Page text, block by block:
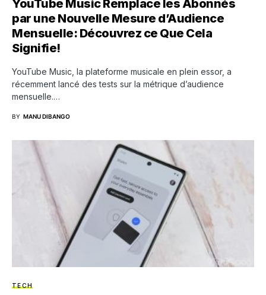
YouTube Music Remplace les Abonnés
par une Nouvelle Mesure d’Audience
Mensuelle: Découvrez ce Que Cela
Signifie!
YouTube Music, la plateforme musicale en plein essor, a
récemment lancé des tests sur la métrique d’audience
mensuelle.…
BY MANU DIBANGO
TECH